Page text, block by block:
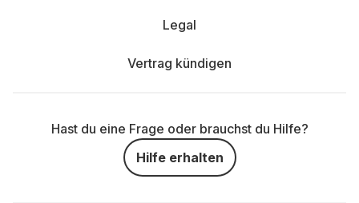
Legal
Vertrag kündigen
Hast du eine Frage oder brauchst du Hilfe?
Hilfe erhalten